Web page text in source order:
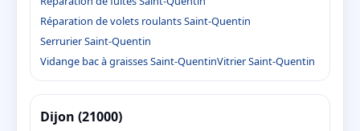
Réparation de volets roulants Saint-Quentin
Serrurier Saint-Quentin
Vidange bac à graisses Saint-QuentinVitrier Saint-Quentin
Dijon (21000)